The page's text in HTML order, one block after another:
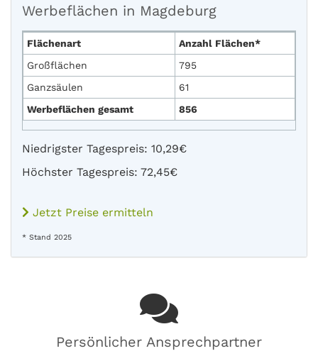
Werbeflächen in Magdeburg
Flächenart
Anzahl Flächen*
Großflächen
795
Ganzsäulen
61
Werbeflächen gesamt
856
Niedrigster Tagespreis: 10,29€
Höchster Tagespreis: 72,45€
Jetzt Preise ermitteln
* Stand 2025
Persönlicher Ansprechpartner